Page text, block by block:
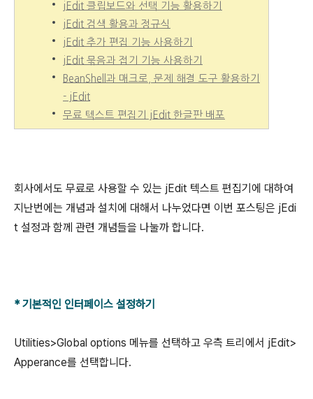
jEdit 클립보드와 선택 기능 활용하기
jEdit 검색 활용과 정규식
jEdit 추가 편집 기능 사용하기
jEdit 묶음과 접기 기능 사용하기
BeanShell과 매크로, 문제 해결 도구 활용하기
- jEdit
무료 텍스트 편집기 jEdit 한글판 배포
회사에서도 무료로 사용할 수 있는 jEdit 텍스트 편집기에 대하여
지난번에는 개념과 설치에 대해서 나누었다면 이번 포스팅은 jEdi
t 설정과 함께 관련 개념들을 나눌까 합니다.
* 기본적인 인터페이스 설정하기
Utilities>Global options 메뉴를 선택하고 우측 트리에서 jEdit>
Apperance를 선택합니다.